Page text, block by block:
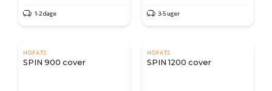
1-2 dage 3-5 uger
HÖFATS
SPIN 900 cover
HÖFATS
SPIN 1200 cover